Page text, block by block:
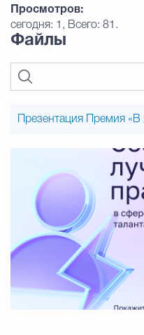
Просмотров:
сегодня: 1, Всего: 81.
Файлы
Презентация Премия «В